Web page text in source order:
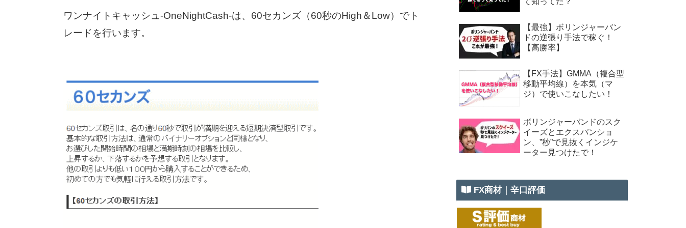
ワンナイトキャッシュ-OneNightCash-は、60セカンズ（60秒のHigh＆Low）でト
レードを行います。
【最強】ボリンジャーバン
ドの逆張り手法で稼ぐ！
【高勝率】
【FX手法】GMMA（複合型
移動平均線）を本気（マ
ジ）で使いこなしたい！
ボリンジャーバンドのスク
イーズとエクスパンショ
ン、”秒”で見抜くインジケ
ーター見つけたで！
FX商材｜辛口評価